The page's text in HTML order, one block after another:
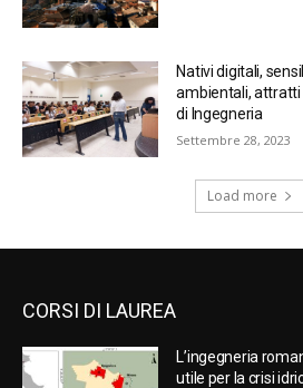
Nativi digitali,
ambientali, attratti
di Ingegneria
Settembre 28, 2023
Load more
CORSI DI LAUREA
L’ingegneria
utile per la crisi